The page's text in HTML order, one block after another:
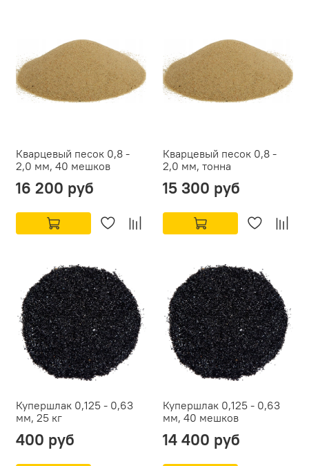
Кварцевый песок 0,8 -
2,0 мм, 40 мешков
16 200 руб
Кварцевый песок 0,8 -
2,0 мм, тонна
15 300 руб
Купершлак 0,125 - 0,63
мм, 25 кг
400 руб
Купершлак 0,125 - 0,63
мм, 40 мешков
14 400 руб